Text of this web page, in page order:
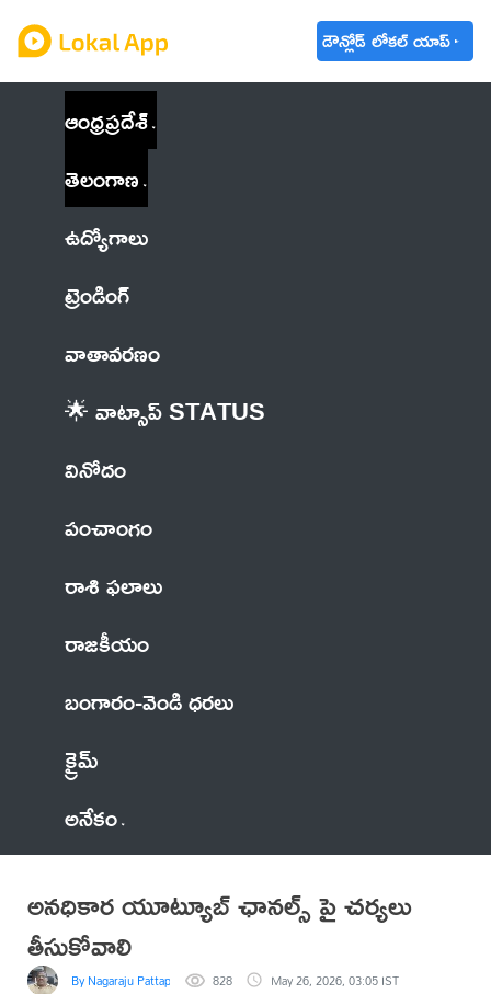
డౌన్లోడ్ లోకల్ యాప్
ఆంధ్రప్రదేశ్
తెలంగాణ
ఉద్యోగాలు
ట్రెండింగ్
వాతావరణం
🌟 వాట్సాప్ STATUS
వినోదం
పంచాంగం
రాశి ఫలాలు
రాజకీయం
బంగారం-వెండి ధరలు
క్రైమ్
అనేకం
అనధికార యూట్యూబ్ ఛానల్స్ పై చర్యలు
తీసుకోవాలి
By Nagaraju Pattapalli 828 May 26, 2026, 03:05 IST